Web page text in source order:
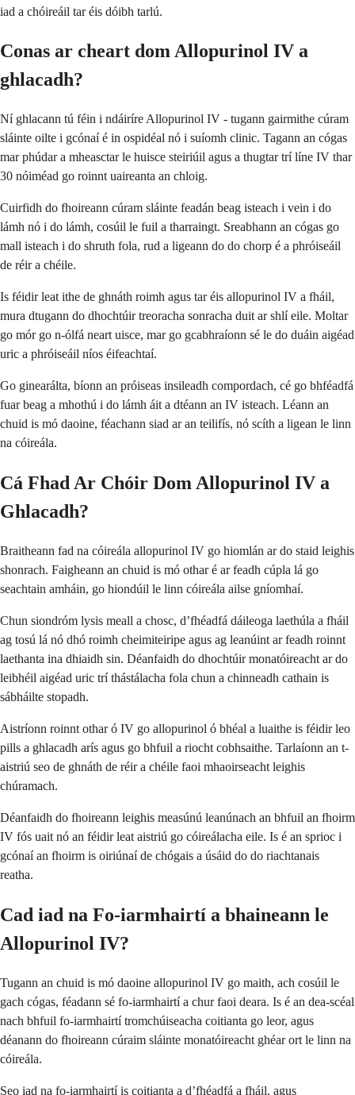
iad a chóireáil tar éis dóibh tarlú.
Conas ar cheart dom Allopurinol IV a
ghlacadh?
Ní ghlacann tú féin i ndáiríre Allopurinol IV - tugann gairmithe cúram
sláinte oilte i gcónaí é in ospidéal nó i suíomh clinic. Tagann an cógas
mar phúdar a mheasctar le huisce steiriúil agus a thugtar trí líne IV thar
30 nóiméad go roinnt uaireanta an chloig.
Cuirfidh do fhoireann cúram sláinte feadán beag isteach i vein i do
lámh nó i do lámh, cosúil le fuil a tharraingt. Sreabhann an cógas go
mall isteach i do shruth fola, rud a ligeann do do chorp é a phróiseáil
de réir a chéile.
Is féidir leat ithe de ghnáth roimh agus tar éis allopurinol IV a fháil,
mura dtugann do dhochtúir treoracha sonracha duit ar shlí eile. Moltar
go mór go n-ólfá neart uisce, mar go gcabhraíonn sé le do duáin aigéad
uric a phróiseáil níos éifeachtaí.
Go ginearálta, bíonn an próiseas insileadh compordach, cé go bhféadfá
fuar beag a mhothú i do lámh áit a dtéann an IV isteach. Léann an
chuid is mó daoine, féachann siad ar an teilifís, nó scíth a ligean le linn
na cóireála.
Cá Fhad Ar Chóir Dom Allopurinol IV a
Ghlacadh?
Braitheann fad na cóireála allopurinol IV go hiomlán ar do staid leighis
shonrach. Faigheann an chuid is mó othar é ar feadh cúpla lá go
seachtain amháin, go hiondúil le linn cóireála ailse gníomhaí.
Chun siondróm lysis meall a chosc, d’fhéadfá dáileoga laethúla a fháil
ag tosú lá nó dhó roimh cheimiteiripe agus ag leanúint ar feadh roinnt
laethanta ina dhiaidh sin. Déanfaidh do dhochtúir monatóireacht ar do
leibhéil aigéad uric trí thástálacha fola chun a chinneadh cathain is
sábháilte stopadh.
Aistríonn roinnt othar ó IV go allopurinol ó bhéal a luaithe is féidir leo
pills a ghlacadh arís agus go bhfuil a riocht cobhsaithe. Tarlaíonn an t-
aistriú seo de ghnáth de réir a chéile faoi mhaoirseacht leighis
chúramach.
Déanfaidh do fhoireann leighis measúnú leanúnach an bhfuil an fhoirm
IV fós uait nó an féidir leat aistriú go cóireálacha eile. Is é an sprioc i
gcónaí an fhoirm is oiriúnaí de chógais a úsáid do do riachtanais
reatha.
Cad iad na Fo-iarmhairtí a bhaineann le
Allopurinol IV?
Tugann an chuid is mó daoine allopurinol IV go maith, ach cosúil le
gach cógas, féadann sé fo-iarmhairtí a chur faoi deara. Is é an dea-scéal
nach bhfuil fo-iarmhairtí tromchúiseacha coitianta go leor, agus
déanann do fhoireann cúraim sláinte monatóireacht ghéar ort le linn na
cóireála.
Seo iad na fo-iarmhairtí is coitianta a d’fhéadfá a fháil, agus